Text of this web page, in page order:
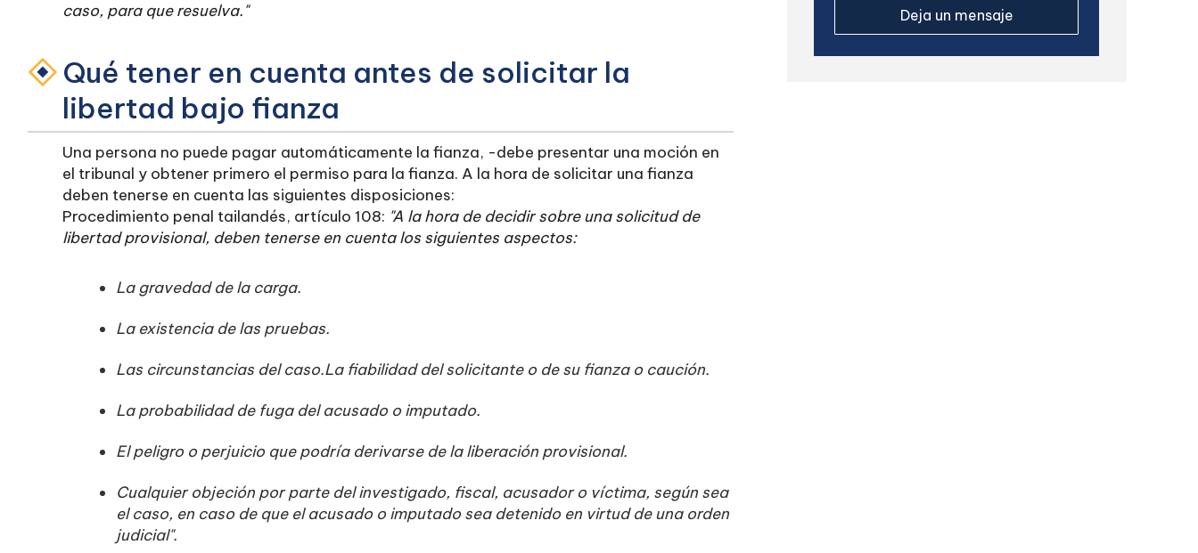
caso, para que resuelva."
Qué tener en cuenta antes de solicitar la
libertad bajo fianza
Una persona no puede pagar automáticamente la fianza, -debe presentar una moción en
el tribunal y obtener primero el permiso para la fianza. A la hora de solicitar una fianza
deben tenerse en cuenta las siguientes disposiciones:
Procedimiento penal tailandés, artículo 108: "A la hora de decidir sobre una solicitud de
libertad provisional, deben tenerse en cuenta los siguientes aspectos:
La gravedad de la carga.
La existencia de las pruebas.
Las circunstancias del caso.La fiabilidad del solicitante o de su fianza o caución.
La probabilidad de fuga del acusado o imputado.
El peligro o perjuicio que podría derivarse de la liberación provisional.
Cualquier objeción por parte del investigado, fiscal, acusador o víctima, según sea
el caso, en caso de que el acusado o imputado sea detenido en virtud de una orden
judicial".